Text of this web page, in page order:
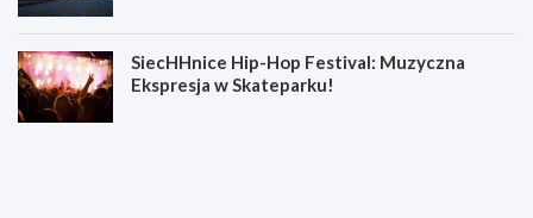
SiecHHnice Hip-Hop Festival: Muzyczna
Ekspresja w Skateparku!
Z
T